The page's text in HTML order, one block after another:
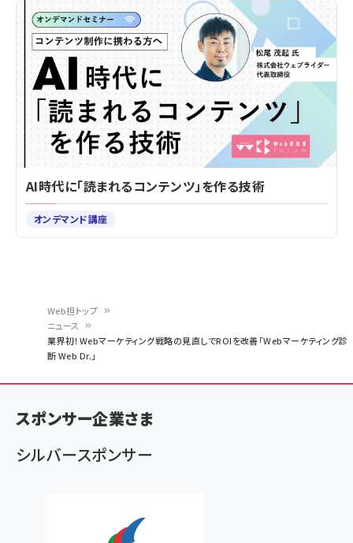
く
ず
Web担トップ
ニュース
業界初！Webマーケティング戦略の見直しでROIを改善「Webマーケティング診
断 Web Dr.」
AI時代に「読まれるコンテンツ」を作る技術
オンデマンド講座
スポンサー企業さま
シルバースポンサー